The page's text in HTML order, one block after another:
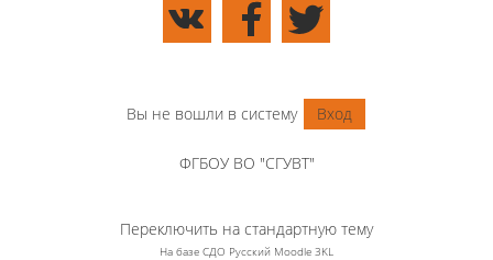
Вы не вошли в систему Вход
ФГБОУ ВО "СГУВТ"
На базе СДО Русский Moodle 3KL
Переключить на стандартную тему